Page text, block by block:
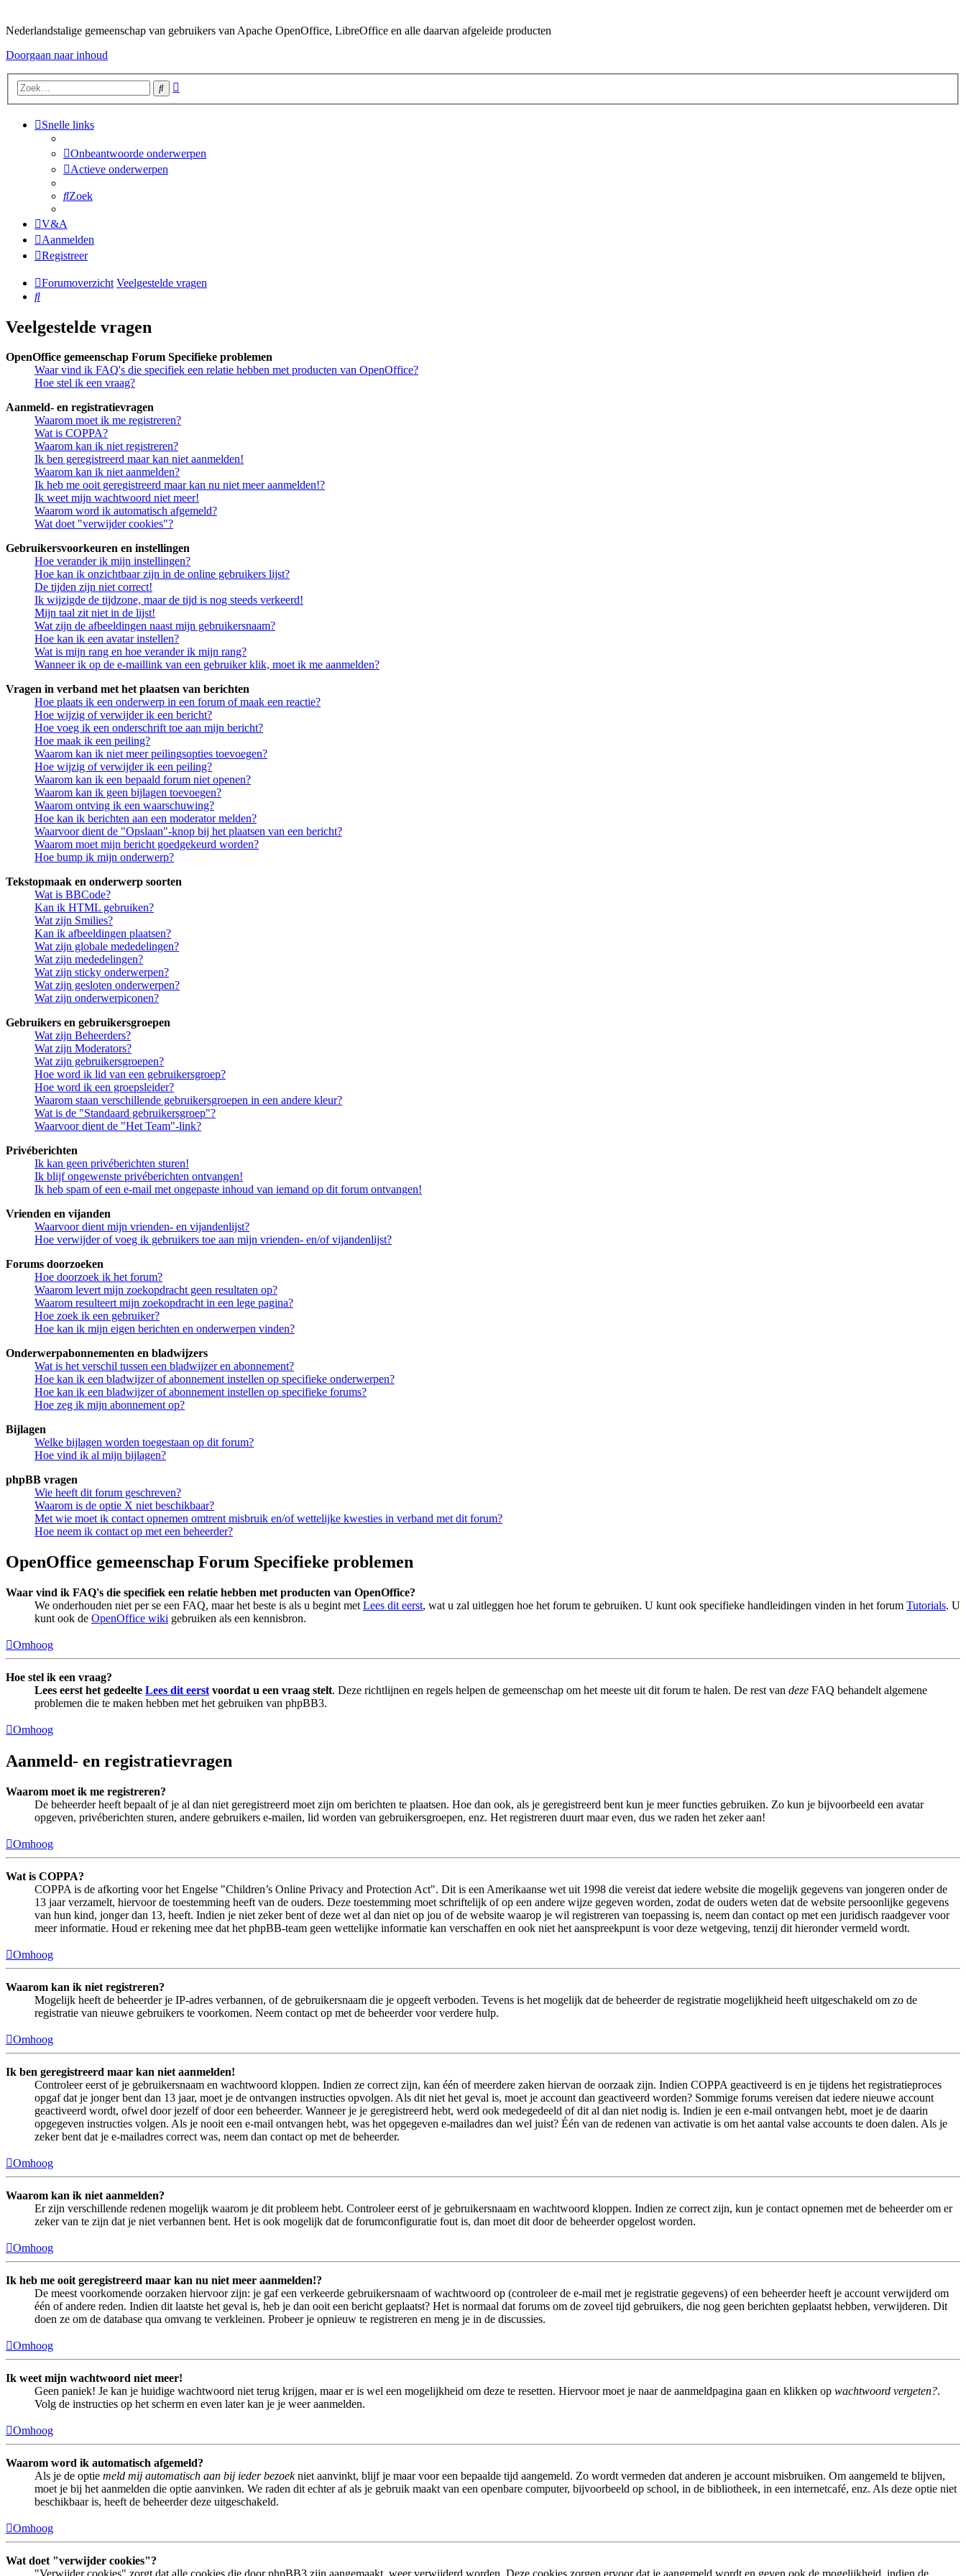
Nederlandstalige gemeenschap van gebruikers van Apache OpenOffice, LibreOffice en alle daarvan afgeleide producten
Doorgaan naar inhoud
Zoek
Snelle links
Onbeantwoorde onderwerpen
Actieve onderwerpen
Zoek
V&A
Aanmelden
Registreer
Forumoverzicht Veelgestelde vragen
Zoek
Veelgestelde vragen
OpenOffice gemeenschap Forum Specifieke problemen
Waar vind ik FAQ's die specifiek een relatie hebben met producten van OpenOffice?
Hoe stel ik een vraag?
Aanmeld- en registratievragen
Waarom moet ik me registreren?
Wat is COPPA?
Waarom kan ik niet registreren?
Ik ben geregistreerd maar kan niet aanmelden!
Waarom kan ik niet aanmelden?
Ik heb me ooit geregistreerd maar kan nu niet meer aanmelden!?
Ik weet mijn wachtwoord niet meer!
Waarom word ik automatisch afgemeld?
Wat doet "verwijder cookies"?
Gebruikersvoorkeuren en instellingen
Hoe verander ik mijn instellingen?
Hoe kan ik onzichtbaar zijn in de online gebruikers lijst?
De tijden zijn niet correct!
Ik wijzigde de tijdzone, maar de tijd is nog steeds verkeerd!
Mijn taal zit niet in de lijst!
Wat zijn de afbeeldingen naast mijn gebruikersnaam?
Hoe kan ik een avatar instellen?
Wat is mijn rang en hoe verander ik mijn rang?
Wanneer ik op de e-maillink van een gebruiker klik, moet ik me aanmelden?
Vragen in verband met het plaatsen van berichten
Hoe plaats ik een onderwerp in een forum of maak een reactie?
Hoe wijzig of verwijder ik een bericht?
Hoe voeg ik een onderschrift toe aan mijn bericht?
Hoe maak ik een peiling?
Waarom kan ik niet meer peilingsopties toevoegen?
Hoe wijzig of verwijder ik een peiling?
Waarom kan ik een bepaald forum niet openen?
Waarom kan ik geen bijlagen toevoegen?
Waarom ontving ik een waarschuwing?
Hoe kan ik berichten aan een moderator melden?
Waarvoor dient de "Opslaan"-knop bij het plaatsen van een bericht?
Waarom moet mijn bericht goedgekeurd worden?
Hoe bump ik mijn onderwerp?
Tekstopmaak en onderwerp soorten
Wat is BBCode?
Kan ik HTML gebruiken?
Wat zijn Smilies?
Kan ik afbeeldingen plaatsen?
Wat zijn globale mededelingen?
Wat zijn mededelingen?
Wat zijn sticky onderwerpen?
Wat zijn gesloten onderwerpen?
Wat zijn onderwerpiconen?
Gebruikers en gebruikersgroepen
Wat zijn Beheerders?
Wat zijn Moderators?
Wat zijn gebruikersgroepen?
Hoe word ik lid van een gebruikersgroep?
Hoe word ik een groepsleider?
Waarom staan verschillende gebruikersgroepen in een andere kleur?
Wat is de "Standaard gebruikersgroep"?
Waarvoor dient de "Het Team"-link?
Privéberichten
Ik kan geen privéberichten sturen!
Ik blijf ongewenste privéberichten ontvangen!
Ik heb spam of een e-mail met ongepaste inhoud van iemand op dit forum ontvangen!
Vrienden en vijanden
Waarvoor dient mijn vrienden- en vijandenlijst?
Hoe verwijder of voeg ik gebruikers toe aan mijn vrienden- en/of vijandenlijst?
Forums doorzoeken
Hoe doorzoek ik het forum?
Waarom levert mijn zoekopdracht geen resultaten op?
Waarom resulteert mijn zoekopdracht in een lege pagina?
Hoe zoek ik een gebruiker?
Hoe kan ik mijn eigen berichten en onderwerpen vinden?
Onderwerpabonnementen en bladwijzers
Wat is het verschil tussen een bladwijzer en abonnement?
Hoe kan ik een bladwijzer of abonnement instellen op specifieke onderwerpen?
Hoe kan ik een bladwijzer of abonnement instellen op specifieke forums?
Hoe zeg ik mijn abonnement op?
Bijlagen
Welke bijlagen worden toegestaan op dit forum?
Hoe vind ik al mijn bijlagen?
phpBB vragen
Wie heeft dit forum geschreven?
Waarom is de optie X niet beschikbaar?
Met wie moet ik contact opnemen omtrent misbruik en/of wettelijke kwesties in verband met dit forum?
Hoe neem ik contact op met een beheerder?
OpenOffice gemeenschap Forum Specifieke problemen
Waar vind ik FAQ's die specifiek een relatie hebben met producten van OpenOffice?
We onderhouden niet per se een FAQ, maar het beste is als u begint met Lees dit eerst, wat u zal uitleggen hoe het forum te gebruiken. U kunt ook specifieke handleidingen vinden in het forum Tutorials. U
kunt ook de OpenOffice wiki gebruiken als een kennisbron.
Omhoog
Hoe stel ik een vraag?
Lees eerst het gedeelte Lees dit eerst voordat u een vraag stelt. Deze richtlijnen en regels helpen de gemeenschap om het meeste uit dit forum te halen. De rest van deze FAQ behandelt algemene
problemen die te maken hebben met het gebruiken van phpBB3.
Omhoog
Aanmeld- en registratievragen
Waarom moet ik me registreren?
De beheerder heeft bepaalt of je al dan niet geregistreerd moet zijn om berichten te plaatsen. Hoe dan ook, als je geregistreerd bent kun je meer functies gebruiken. Zo kun je bijvoorbeeld een avatar
opgeven, privéberichten sturen, andere gebruikers e-mailen, lid worden van gebruikersgroepen, enz. Het registreren duurt maar even, dus we raden het zeker aan!
Omhoog
Wat is COPPA?
COPPA is de afkorting voor het Engelse "Children’s Online Privacy and Protection Act". Dit is een Amerikaanse wet uit 1998 die vereist dat iedere website die mogelijk gegevens van jongeren onder de
13 jaar verzamelt, hiervoor de toestemming heeft van de ouders. Deze toestemming moet schriftelijk of op een andere wijze gegeven worden, zodat de ouders weten dat de website persoonlijke gegevens
van hun kind, jonger dan 13, heeft. Indien je niet zeker bent of deze wet al dan niet op jou of de website waarop je wil registreren van toepassing is, neem dan contact op met een juridisch raadgever voor
meer informatie. Houd er rekening mee dat het phpBB-team geen wettelijke informatie kan verschaffen en ook niet het aanspreekpunt is voor deze wetgeving, tenzij dit hieronder vermeld wordt.
Omhoog
Waarom kan ik niet registreren?
Mogelijk heeft de beheerder je IP-adres verbannen, of de gebruikersnaam die je opgeeft verboden. Tevens is het mogelijk dat de beheerder de registratie mogelijkheid heeft uitgeschakeld om zo de
registratie van nieuwe gebruikers te voorkomen. Neem contact op met de beheerder voor verdere hulp.
Omhoog
Ik ben geregistreerd maar kan niet aanmelden!
Controleer eerst of je gebruikersnaam en wachtwoord kloppen. Indien ze correct zijn, kan één of meerdere zaken hiervan de oorzaak zijn. Indien COPPA geactiveerd is en je tijdens het registratieproces
opgaf dat je jonger bent dan 13 jaar, moet je de ontvangen instructies opvolgen. Als dit niet het geval is, moet je account dan geactiveerd worden? Sommige forums vereisen dat iedere nieuwe account
geactiveerd wordt, ofwel door jezelf of door een beheerder. Wanneer je je geregistreerd hebt, werd ook medegedeeld of dit al dan niet nodig is. Indien je een e-mail ontvangen hebt, moet je de daarin
opgegeven instructies volgen. Als je nooit een e-mail ontvangen hebt, was het opgegeven e-mailadres dan wel juist? Één van de redenen van activatie is om het aantal valse accounts te doen dalen. Als je
zeker bent dat je e-mailadres correct was, neem dan contact op met de beheerder.
Omhoog
Waarom kan ik niet aanmelden?
Er zijn verschillende redenen mogelijk waarom je dit probleem hebt. Controleer eerst of je gebruikersnaam en wachtwoord kloppen. Indien ze correct zijn, kun je contact opnemen met de beheerder om er
zeker van te zijn dat je niet verbannen bent. Het is ook mogelijk dat de forumconfiguratie fout is, dan moet dit door de beheerder opgelost worden.
Omhoog
Ik heb me ooit geregistreerd maar kan nu niet meer aanmelden!?
De meest voorkomende oorzaken hiervoor zijn: je gaf een verkeerde gebruikersnaam of wachtwoord op (controleer de e-mail met je registratie gegevens) of een beheerder heeft je account verwijderd om
één of andere reden. Indien dit laatste het geval is, heb je dan ooit een bericht geplaatst? Het is normaal dat forums om de zoveel tijd gebruikers, die nog geen berichten geplaatst hebben, verwijderen. Dit
doen ze om de database qua omvang te verkleinen. Probeer je opnieuw te registreren en meng je in de discussies.
Omhoog
Ik weet mijn wachtwoord niet meer!
Geen paniek! Je kan je huidige wachtwoord niet terug krijgen, maar er is wel een mogelijkheid om deze te resetten. Hiervoor moet je naar de aanmeldpagina gaan en klikken op wachtwoord vergeten?.
Volg de instructies op het scherm en even later kan je je weer aanmelden.
Omhoog
Waarom word ik automatisch afgemeld?
Als je de optie meld mij automatisch aan bij ieder bezoekniet aanvinkt, blijf je maar voor een bepaalde tijd aangemeld. Zo wordt vermeden dat anderen je account misbruiken. Om aangemeld te blijven,
moet je bij het aanmelden die optie aanvinken. We raden dit echter af als je gebruik maakt van een openbare computer, bijvoorbeeld op school, in de bibliotheek, in een internetcafé, enz. Als deze optie niet
beschikbaar is, heeft de beheerder deze uitgeschakeld.
Omhoog
Wat doet "verwijder cookies"?
"Verwijder cookies" zorgt dat alle cookies die door phpBB3 zijn aangemaakt, weer verwijderd worden. Deze cookies zorgen ervoor dat je aangemeld wordt en geven ook de mogelijkheid, indien de